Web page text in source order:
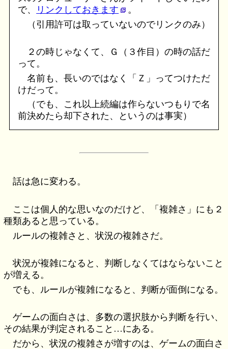
で、
リンクしておきます
。
（引用許可は取っていないのでリンクのみ）
２の時じゃなくて、Ｇ（３作目）の時の話だ
って。
名前も、長いのではなく「Ｚ」ってつけただ
けだって。
（でも、これ以上続編は作らないつもりで名
前決めたら却下された、というのは事実）
話は急に変わる。
ここは個人的な思いなのだけど、「複雑さ」にも２
種類あると思っている。
ルールの複雑さと、状況の複雑さだ。
状況が複雑になると、判断しなくてはならないこと
が増える。
でも、ルールが複雑になると、判断が面倒になる。
ゲームの面白さは、多数の選択肢から判断を行い、
その結果が判定されること…にある。
だから、状況の複雑さが増すのは、ゲームの面白さ